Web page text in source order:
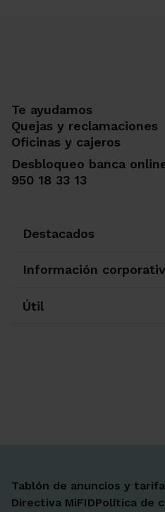
Te ayudamos
Quejas y reclamaciones
Oficinas y cajeros
Desbloqueo banca
950 18 33 13
Destacados
Información
Útil
Tablón de anuncios y
Directiva MiFIDPolítica de